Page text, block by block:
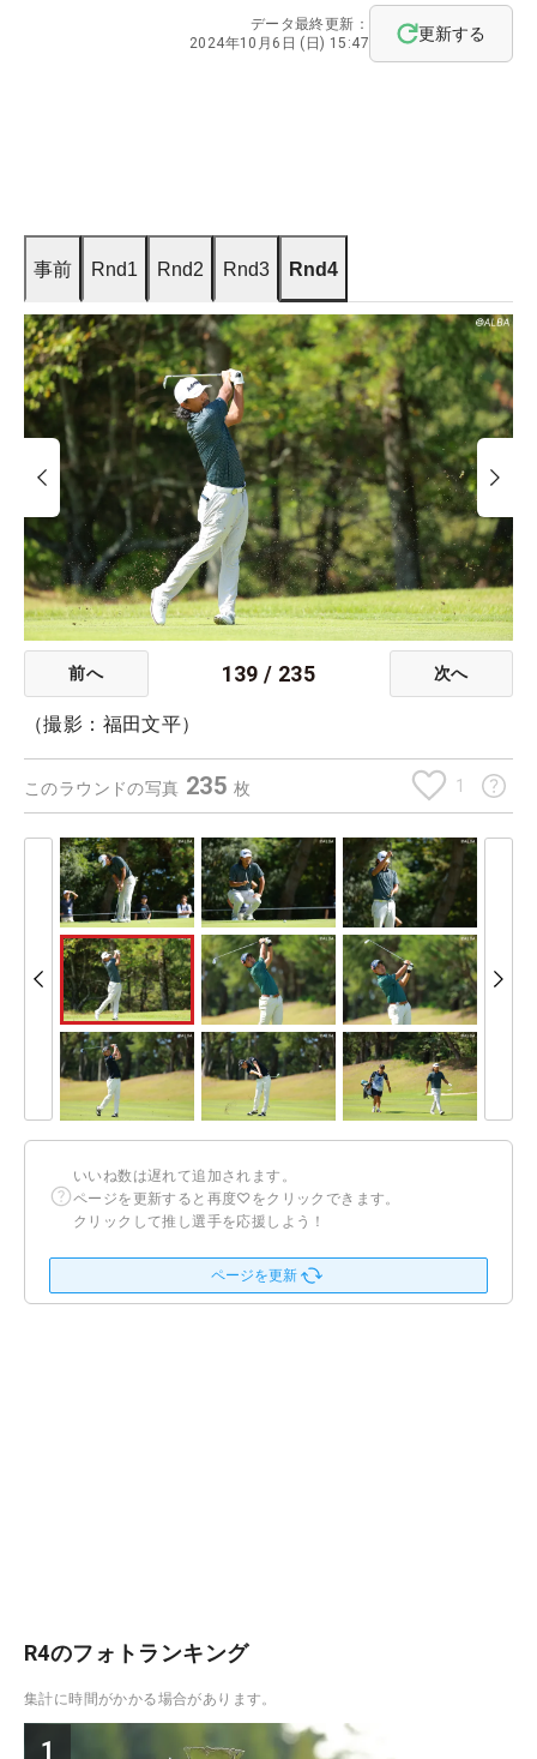
データ最終更新：
2024年10月6日 (日) 15:47
更新する
事前 Rnd1 Rnd2 Rnd3 Rnd4
前へ 139 / 235 次へ
（撮影：福田文平）
このラウンドの写真 235 枚 1
いいね数は遅れて追加されます。
ページを更新すると再度♡をクリックできます。
クリックして推し選手を応援しよう！
ページを更新
R4のフォトランキング
集計に時間がかかる場合があります。
1